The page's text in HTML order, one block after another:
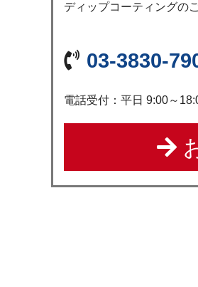
ディップコーティングの
03-3830-
電話受付：平日 9:00～